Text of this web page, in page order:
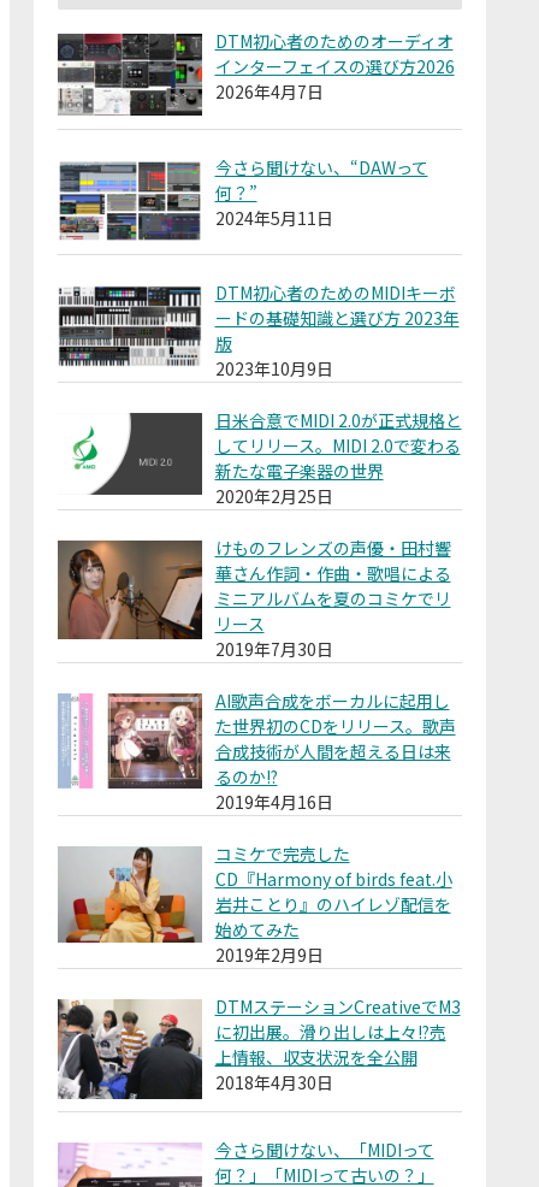
DTM初心者のためのオーディオ
インターフェイスの選び方2026
2026年4月7日
今さら聞けない、“DAWって
何？”
2024年5月11日
DTM初心者のためのMIDIキーボ
ードの基礎知識と選び方 2023年
版
2023年10月9日
日米合意でMIDI 2.0が正式規格と
してリリース。MIDI 2.0で変わる
新たな電子楽器の世界
2020年2月25日
けものフレンズの声優・田村響
華さん作詞・作曲・歌唱による
ミニアルバムを夏のコミケでリ
リース
2019年7月30日
AI歌声合成をボーカルに起用し
た世界初のCDをリリース。歌声
合成技術が人間を超える日は来
るのか!?
2019年4月16日
コミケで完売した
CD『Harmony of birds feat.小
岩井ことり』のハイレゾ配信を
始めてみた
2019年2月9日
DTMステーションCreativeでM3
に初出展。滑り出しは上々!?売
上情報、収支状況を全公開
2018年4月30日
今さら聞けない、「MIDIって
何？」「MIDIって古いの？」